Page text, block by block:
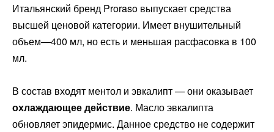
Итальянский бренд Proraso выпускает средства
высшей ценовой категории. Имеет внушительный
объем—400 мл, но есть и меньшая расфасовка в 100
мл.
В состав входят ментол и эвкалипт — они оказывает
охлаждающее действие. Масло эвкалипта
обновляет эпидермис. Данное средство не содержит